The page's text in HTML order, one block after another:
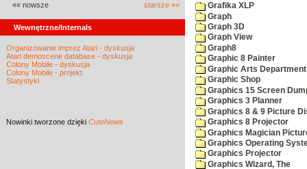
«« nowsze starsze »»
Wewnętrzne/Internals
Organizowanie imprez Atari - dyskusja
Atari demoscene database - dyskusja
Colony Mobile - dyskusja
Colony Mobile - projekt
Statystyki
Nowinki tworzone dzięki CuteNews
Grafika XLP
Graph
Graph 3D
Graph View
Graph8
Graphic 8 Painter
Graphic Arts Department
Graphic Shop
Graphics 15 Screen
Graphics 3 Planner
Graphics 8 & 9 Picture
Graphics 8 Projector
Graphics Magician
Graphics Operating
Graphics Projector
Graphics Wizard, The